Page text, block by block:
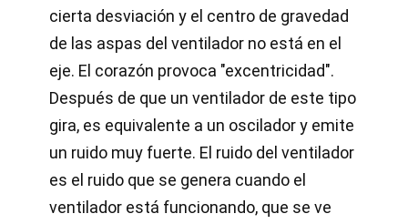
cierta desviación y el centro de gravedad
de las aspas del ventilador no está en el
eje. El corazón provoca "excentricidad".
Después de que un ventilador de este tipo
gira, es equivalente a un oscilador y emite
un ruido muy fuerte. El ruido del ventilador
es el ruido que se genera cuando el
ventilador está funcionando, que se ve